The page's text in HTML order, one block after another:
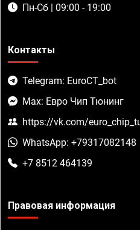
Пн-Сб | 09:00 - 19:00
Контакты
Telegram: EuroCT_bot
Max: Евро Чип Тюнинг
https://vk.com/
WhatsApp: +79317082148
+7 8512 464139
Правовая информация